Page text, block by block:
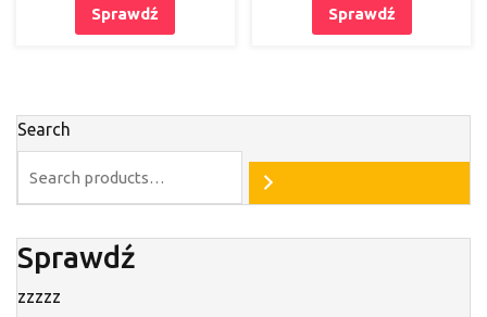
Sprawdź Sprawdź
Search
Sprawdź
zzzzz